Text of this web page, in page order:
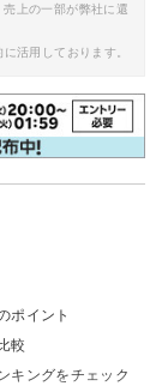
上の一部が弊社に還
活用しております。
ポイント
較
キングをチェック